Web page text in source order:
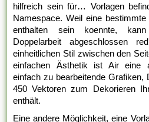
hilfreich sein für… Vorlagen
Namespace. Weil eine
enthalten sein koennte,
Doppelarbeit abgeschlossen
einheitlichen Stil zwischen den
einfachen Ästhetik ist Air eine
einfach zu bearbeitende Grafiken,
450 Vektoren zum Dekorieren
enthält.
Eine andere Möglichkeit, eine